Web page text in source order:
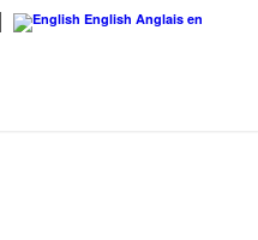
English Anglais en